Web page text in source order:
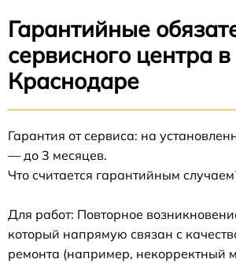
Гарантийные
сервисного центра в
Краснодаре
Гарантия от сервиса: на
— до 3 месяцев.
Что считается гарантийным
Для работ: Повторное
который напрямую связан с
ремонта (например, некорректный